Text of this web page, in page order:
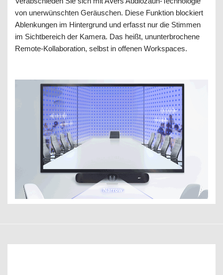
von unerwünschten Geräuschen. Diese Funktion blockiert
Ablenkungen im Hintergrund und erfasst nur die Stimmen
im Sichtbereich der Kamera. Das heißt, ununterbrochene
Remote-Kollaboration, selbst in offenen Workspaces.